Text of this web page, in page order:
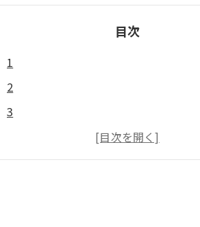
目次
1
2
3
5